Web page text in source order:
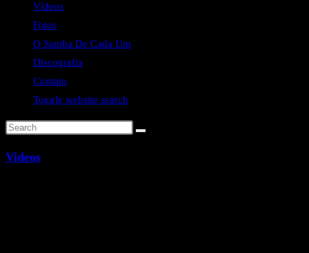
Vídeos
Fotos
O Samba De Cada Um
Discografia
Contato
Toggle website search
Videos